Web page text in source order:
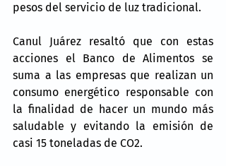
pesos del servicio de luz tradicional.
Canul Juárez resaltó que con estas
acciones el Banco de Alimentos se
suma a las empresas que realizan un
consumo energético responsable con
la finalidad de hacer un mundo más
saludable y evitando la emisión de
casi 15 toneladas de CO2.